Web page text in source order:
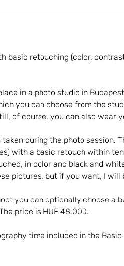
basic retouching (color,
in a photo studio in
you can choose from the
of course, you can also wear
during the photo session.
with a basic retouch within
in color and black and
pictures, but if you want, I
you can optionally choose a
price is HUF 48,000.
time included in the